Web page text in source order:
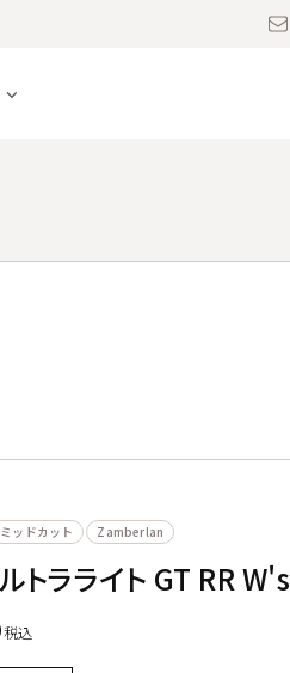
ミッドカット Zamberlan
トラライト GT RR W's
税込